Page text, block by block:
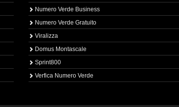
Numero Verde Business
Numero Verde Gratuito
Viralizza
Domus Montascale
Sprint800
Verfica Numero Verde